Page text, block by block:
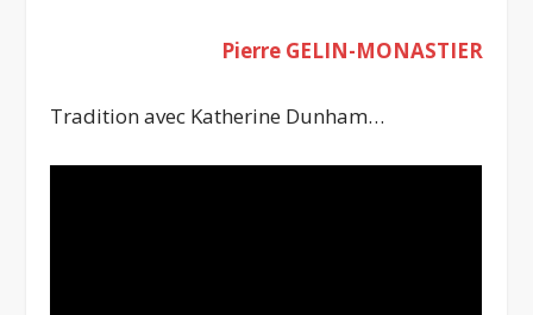
Pierre GELIN-MONASTIER
Tradition avec Katherine Dunham…